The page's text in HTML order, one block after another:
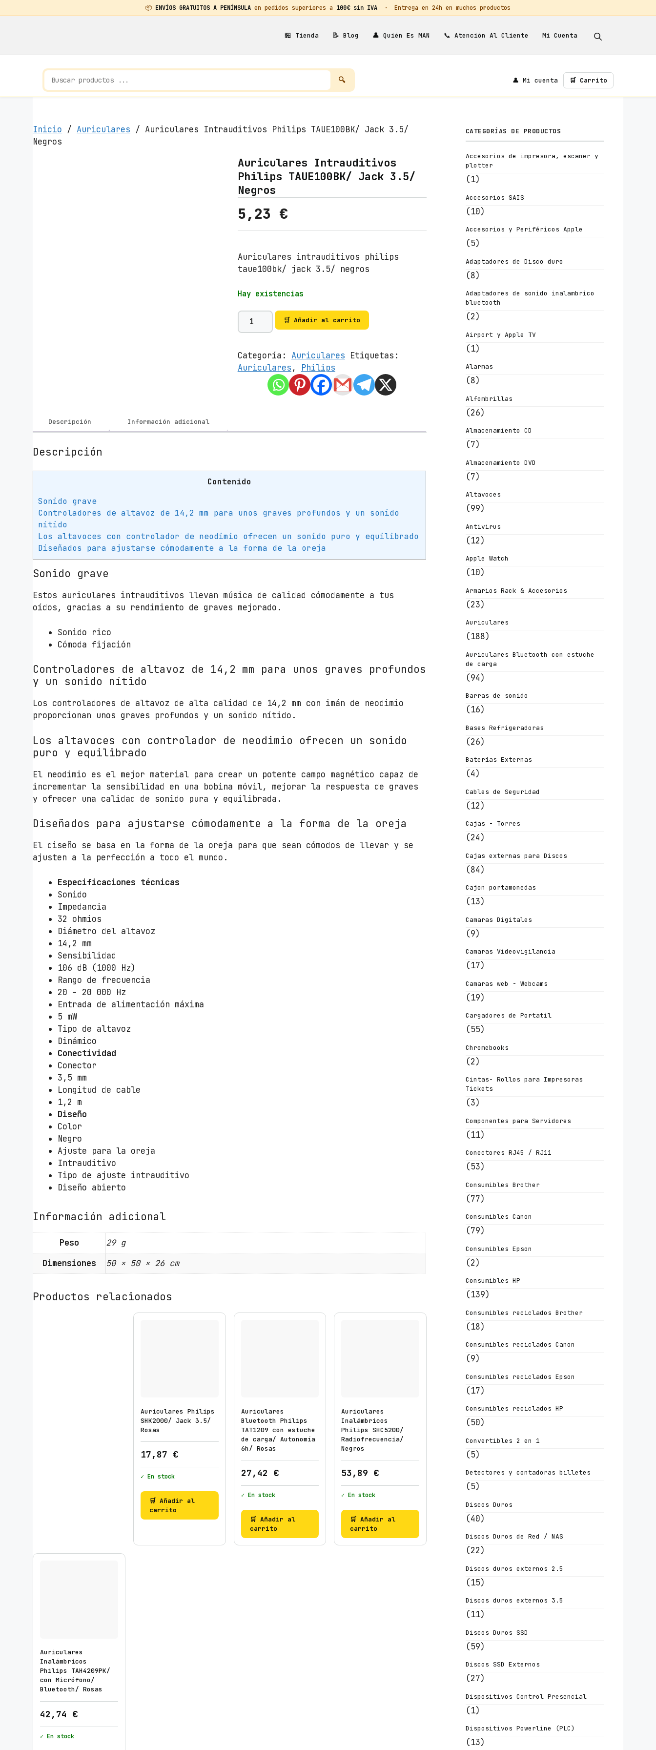
📦 ENVÍOS GRATUITOS A PENÍNSULA en pedidos superiores a 100€ sin IVA · Entrega en 24h en muchos productos
🏪 Tienda 📝 Blog 👤 Quién Es MAN 📞 Atención Al Cliente Mi Cuenta
👤 Mi cuenta 🛒 Carrito
Inicio / Auriculares / Auriculares Intrauditivos Philips TAUE100BK/ Jack 3.5/
Negros
Auriculares Intrauditivos
Philips TAUE100BK/ Jack 3.5/
Negros
5,23 €
Auriculares intrauditivos philips
taue100bk/ jack 3.5/ negros
Hay existencias
A
u
i
c
t
r
u
i
t
i
s
P
A
U
B
K
/
a
c
k
🛒 Añadir al carrito
Categoría: Auriculares Etiquetas:
Auriculares, Philips
Descripción Información adicional
Descripción
Contenido
Sonido grave
Controladores de altavoz de 14,2 mm para unos graves profundos y un sonido
nítido
Los altavoces con controlador de neodimio ofrecen un sonido puro y equilibrado
Diseñados para ajustarse cómodamente a la forma de la oreja
Sonido grave
Estos auriculares intrauditivos llevan música de calidad cómodamente a tus
oídos, gracias a su rendimiento de graves mejorado.
Sonido rico
Cómoda fijación
Controladores de altavoz de 14,2 mm para unos graves profundos
y un sonido nítido
Los controladores de altavoz de alta calidad de 14,2 mm con imán de neodimio
proporcionan unos graves profundos y un sonido nítido.
Los altavoces con controlador de neodimio ofrecen un sonido
puro y equilibrado
El neodimio es el mejor material para crear un potente campo magnético capaz de
incrementar la sensibilidad en una bobina móvil, mejorar la respuesta de graves
y ofrecer una calidad de sonido pura y equilibrada.
Diseñados para ajustarse cómodamente a la forma de la oreja
El diseño se basa en la forma de la oreja para que sean cómodos de llevar y se
ajusten a la perfección a todo el mundo.
Especificaciones técnicas
Sonido
Impedancia
32 ohmios
Diámetro del altavoz
14,2 mm
Sensibilidad
106 dB (1000 Hz)
Rango de frecuencia
20 – 20 000 Hz
Entrada de alimentación máxima
5 mW
Tipo de altavoz
Dinámico
Conectividad
Conector
3,5 mm
Longitud de cable
1,2 m
Diseño
Color
Negro
Ajuste para la oreja
Intrauditivo
Tipo de ajuste intrauditivo
Diseño abierto
Información adicional
Peso
29 g
Dimensiones
50 × 50 × 26 cm
Productos relacionados
Auriculares Philips
SHK2000/ Jack 3.5/
Rosas
17,87 €
✓ En stock
🛒 Añadir al
carrito
Auriculares
Bluetooth Philips
TAT1209 con estuche
de carga/ Autonomía
6h/ Rosas
27,42 €
✓ En stock
🛒 Añadir al
carrito
Auriculares
Inalámbricos
Philips SHC5200/
Radiofrecuencia/
Negros
53,89 €
✓ En stock
🛒 Añadir al
carrito
Auriculares
Inalámbricos
Philips TAH4209PK/
con Micrófono/
Bluetooth/ Rosas
42,74 €
✓ En stock
CATEGORÍAS DE PRODUCTOS
Accesorios de impresora, escaner y
plotter
(1)
Accesorios SAIS
(10)
Accesorios y Periféricos Apple
(5)
Adaptadores de Disco duro
(8)
Adaptadores de sonido inalambrico
bluetooth
(2)
Airport y Apple TV
(1)
Alarmas
(8)
Alfombrillas
(26)
Almacenamiento CD
(7)
Almacenamiento DVD
(7)
Altavoces
(99)
Antivirus
(12)
Apple Watch
(10)
Armarios Rack & Accesorios
(23)
Auriculares
(188)
Auriculares Bluetooth con estuche
de carga
(94)
Barras de sonido
(16)
Bases Refrigeradoras
(26)
Baterías Externas
(4)
Cables de Seguridad
(12)
Cajas - Torres
(24)
Cajas externas para Discos
(84)
Cajon portamonedas
(13)
Camaras Digitales
(9)
Camaras Videovigilancia
(17)
Camaras web - Webcams
(19)
Cargadores de Portatil
(55)
Chromebooks
(2)
Cintas- Rollos para Impresoras
Tickets
(3)
Componentes para Servidores
(11)
Conectores RJ45 / RJ11
(53)
Consumibles Brother
(77)
Consumibles Canon
(79)
Consumibles Epson
(2)
Consumibles HP
(139)
Consumibles reciclados Brother
(18)
Consumibles reciclados Canon
(9)
Consumibles reciclados Epson
(17)
Consumibles reciclados HP
(50)
Convertibles 2 en 1
(5)
Detectores y contadoras billetes
(5)
Discos Duros
(40)
Discos Duros de Red / NAS
(22)
Discos duros externos 2.5
(15)
Discos duros externos 3.5
(11)
Discos Duros SSD
(59)
Discos SSD Externos
(27)
Dispositivos Control Presencial
(1)
Dispositivos Powerline (PLC)
(13)